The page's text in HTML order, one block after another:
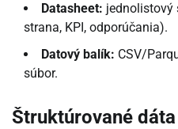
Datasheet: jednolistový
strana, KPI, odporúčania).
Datový balík: CSV/
súbor.
Štruktúrované